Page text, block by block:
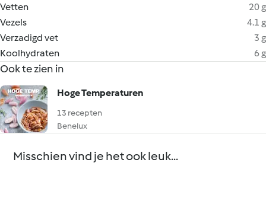
Vetten
20 g
Vezels
4.1 g
Verzadigd vet
3 g
Koolhydraten
6 g
Ook te zien in
Hoge Temperaturen
13 recepten
Benelux
Misschien vind je het ook leuk...